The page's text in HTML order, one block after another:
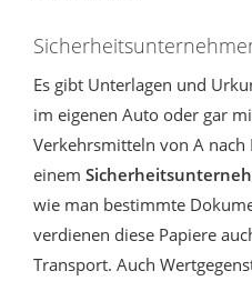
Es gibt Unterlagen und
im eigenen Auto oder gar
Verkehrsmitteln von A
einem
wie man bestimmte
verdienen diese Papiere
Transport. Auch